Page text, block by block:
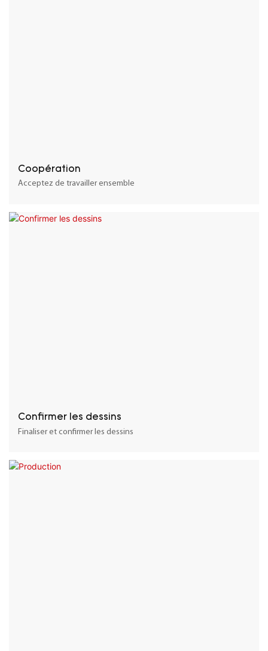
Coopération
Acceptez de travailler ensemble
Confirmer les dessins
Finaliser et confirmer les dessins